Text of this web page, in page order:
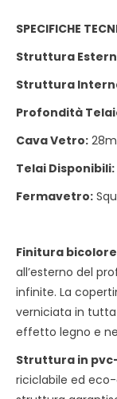
SPECIFICHE
Struttura
Struttura
Profondità
Cava Vetro:
Telai Disponibili:
Fermavetro:
Finitura
all’esterno del
infinite. La
verniciata in tutta
effetto legno e
Struttura in
riciclabile ed